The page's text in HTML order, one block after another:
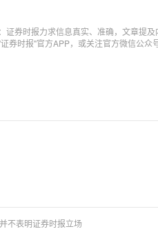
证券时报力求信息真实、准确，文章提
券时报"官方APP，或关注官方微信公
不表明证券时报立场